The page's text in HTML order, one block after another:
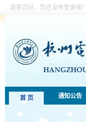
游客您好，您还没有登录哦！
首 页 通知公告